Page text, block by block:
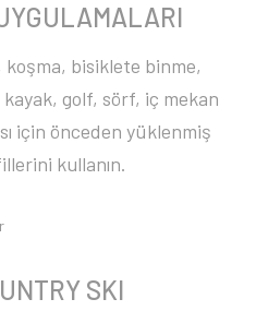
bisiklete binme,
golf, sörf, iç mekan
için önceden yüklenmiş
kullanın.
SKI